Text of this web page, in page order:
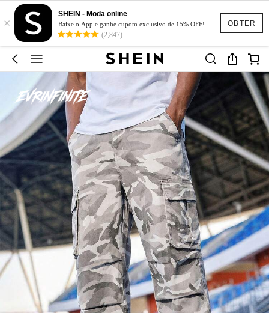
OBTER
×
SHEIN - Moda online
Baixe o App e ganhe cupom exclusivo de 15% OFF!
(2,847)